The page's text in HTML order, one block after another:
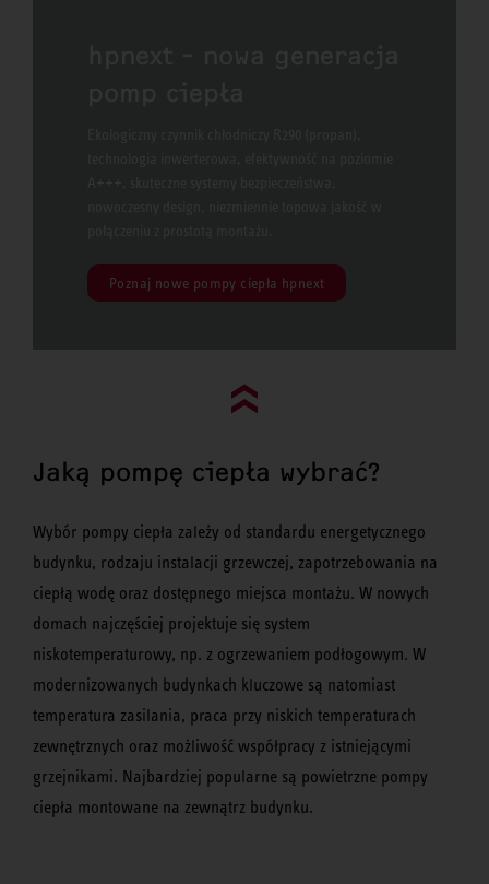
Poznaj nowe pompy ciepła hpnext
Go to top (evo)
Jaką pompę ciepła wybrać?
Wybór pompy ciepła zależy od standardu energetycznego
budynku, rodzaju instalacji grzewczej, zapotrzebowania na
ciepłą wodę oraz dostępnego miejsca montażu. W nowych
domach najczęściej projektuje się system
niskotemperaturowy, np. z ogrzewaniem podłogowym. W
modernizowanych budynkach kluczowe są natomiast
temperatura zasilania, praca przy niskich temperaturach
zewnętrznych oraz możliwość współpracy z istniejącymi
grzejnikami. Najbardziej popularne są powietrzne pompy
ciepła montowane na zewnątrz budynku.